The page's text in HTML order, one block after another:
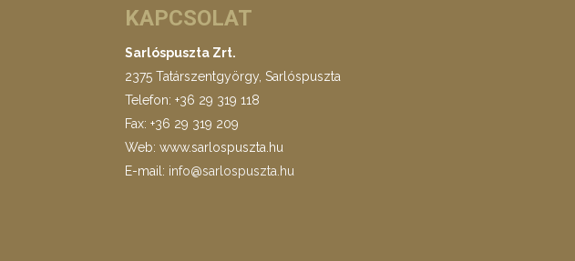
KAPCSOLAT
Sarlóspuszta Zrt.
2375 Tatárszentgyörgy, Sarlóspuszta
Telefon: +36 29 319 118
Fax: +36 29 319 209
Web: www.sarlospuszta.hu
E-mail: info@sarlospuszta.hu